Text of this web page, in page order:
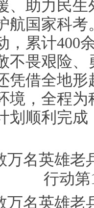
、助力民
航国家科
，累计400
不畏艰险
凭借全地
境，全程
划顺利完